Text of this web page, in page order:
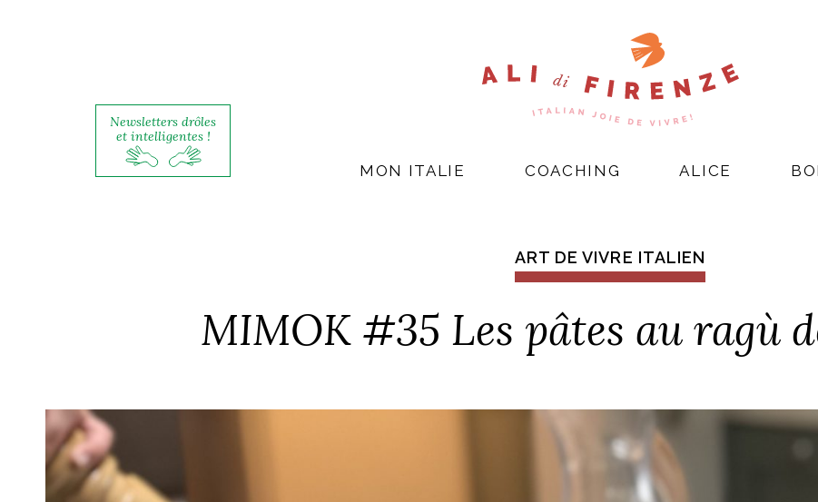
Newsletters drôles
et intelligentes !
MON ITALIE COACHING ALICE
ART DE VIVRE ITALIEN
MIMOK #35 Les pâtes au ragù